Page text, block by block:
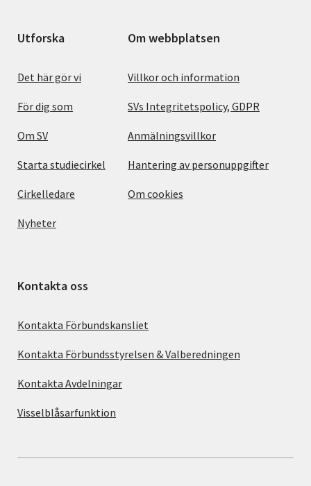
Utforska
Det här gör vi
För dig som
Om SV
Starta studiecirkel
Cirkelledare
Nyheter
Om webbplatsen
Villkor och information
SVs Integritetspolicy, GDPR
Anmälningsvillkor
Hantering av personuppgifter
Om cookies
Kontakta oss
Kontakta Förbundskansliet
Kontakta Förbundsstyrelsen & Valberedningen
Kontakta Avdelningar
Visselblåsarfunktion